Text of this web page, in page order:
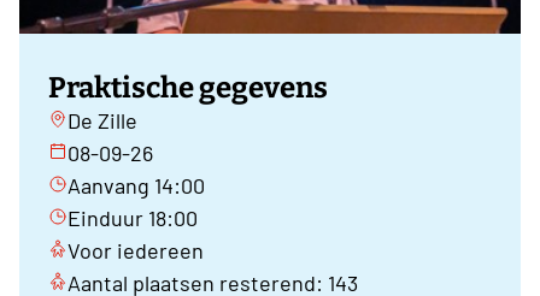
Praktische gegevens
De Zille
08-09-26
Aanvang 14:00
Einduur 18:00
Voor iedereen
Aantal plaatsen resterend: 143